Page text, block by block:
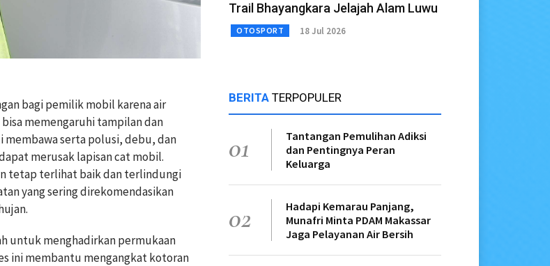
bagi pemilik mobil karena air
memengaruhi tampilan dan
membawa serta polusi, debu, dan
merusak lapisan cat mobil.
tetap terlihat baik dan terlindungi
yang sering direkomendasikan
untuk menghadirkan permukaan
ini membantu mengangkat kotoran
Trail Bhayangkara Jelajah Alam Luwu
OTOSPORT 18 Jul 2026
BERITA TERPOPULER
01
Tantangan Pemulihan Adiksi
dan Pentingnya Peran
Keluarga
02
Hadapi Kemarau Panjang,
Munafri Minta PDAM Makassar
Jaga Pelayanan Air Bersih